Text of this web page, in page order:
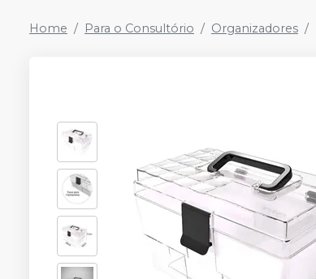
Home Para o Consultório Organizadores